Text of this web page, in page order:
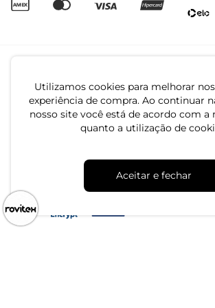
Utilizamos cookies para melhorar
experiência de compra. Ao continuar
nosso site você está de acordo com a
quanto a utilização de
Aceitar e fechar
CNPJ: 79.233.672/0001-05
Av. Maria Marangoni, 391 - 89129-080 -